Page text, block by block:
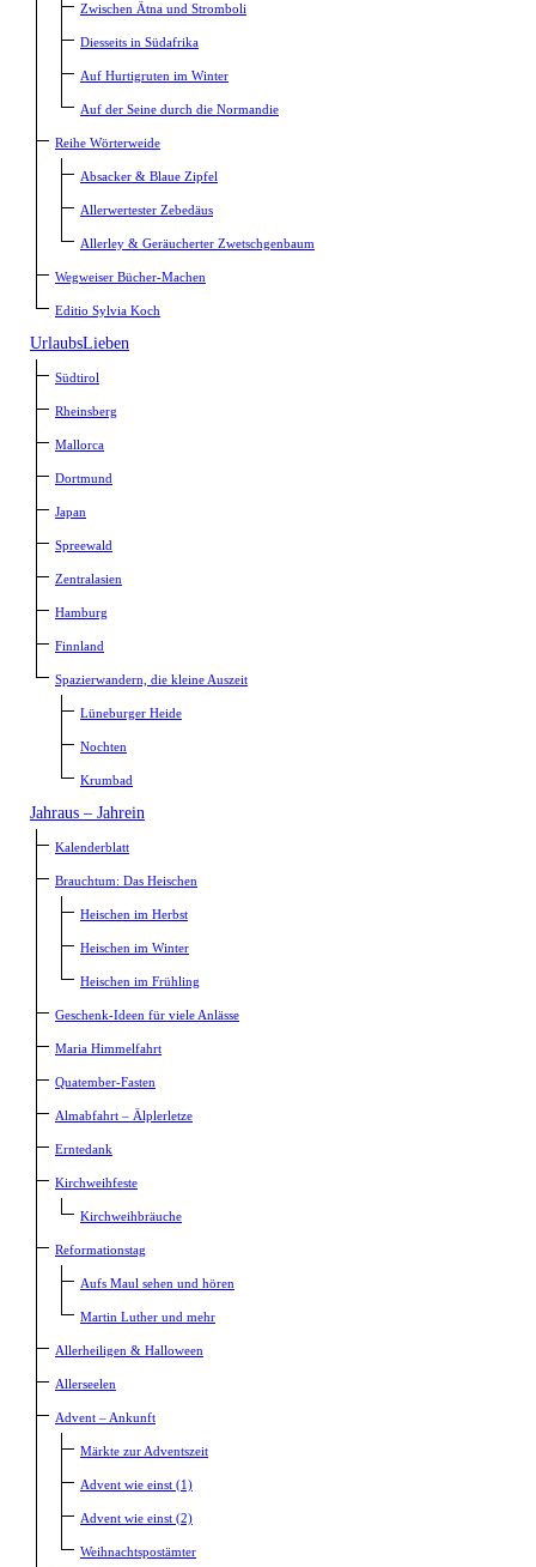
Zwischen Ätna und Stromboli
Diesseits in Südafrika
Auf Hurtigruten im Winter
Auf der Seine durch die Normandie
Reihe Wörterweide
Absacker & Blaue Zipfel
Allerwertester Zebedäus
Allerley & Geräucherter Zwetschgenbaum
Wegweiser Bücher-Machen
Editio Sylvia Koch
UrlaubsLieben
Südtirol
Rheinsberg
Mallorca
Dortmund
Japan
Spreewald
Zentralasien
Hamburg
Finnland
Spazierwandern, die kleine Auszeit
Lüneburger Heide
Nochten
Krumbad
Jahraus – Jahrein
Kalenderblatt
Brauchtum: Das Heischen
Heischen im Herbst
Heischen im Winter
Heischen im Frühling
Geschenk-Ideen für viele Anlässe
Maria Himmelfahrt
Quatember-Fasten
Almabfahrt – Älplerletze
Erntedank
Kirchweihfeste
Kirchweihbräuche
Reformationstag
Aufs Maul sehen und hören
Martin Luther und mehr
Allerheiligen & Halloween
Allerseelen
Advent – Ankunft
Märkte zur Adventszeit
Advent wie einst (1)
Advent wie einst (2)
Weihnachtspostämter